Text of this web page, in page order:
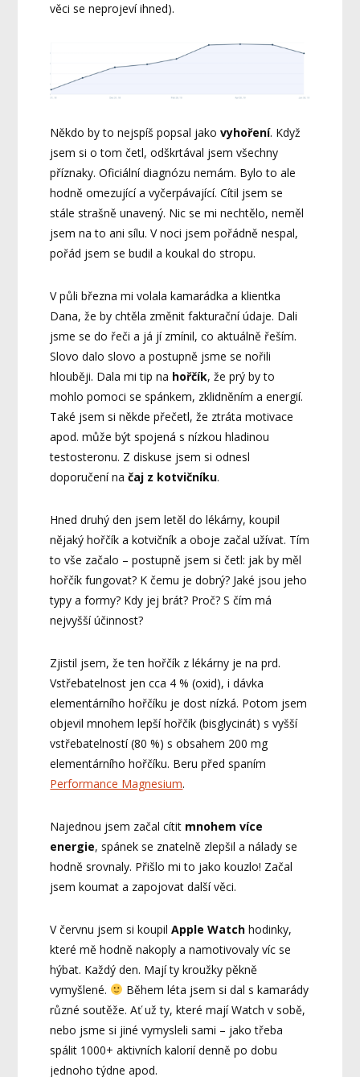
věci se neprojeví ihned).
Někdo by to nejspíš popsal jakovyhoření. Když
jsem si o tom četl, odškrtával jsem všechny
příznaky. Oficiální diagnózu nemám. Bylo to ale
hodně omezující a vyčerpávající. Cítil jsem se
stále strašně unavený. Nic se mi nechtělo, neměl
jsem na to ani sílu. V noci jsem pořádně nespal,
pořád jsem se budil a koukal do stropu.
V půli března mi volala kamarádka a klientka
Dana, že by chtěla změnit fakturační údaje. Dali
jsme se do řeči a já jí zmínil, co aktuálně řeším.
Slovo dalo slovo a postupně jsme se nořili
hlouběji. Dala mi tip na hořčík, že prý by to
mohlo pomoci se spánkem, zklidněním a energií.
Také jsem si někde přečetl, že ztráta motivace
apod. může být spojená s nízkou hladinou
testosteronu. Z diskuse jsem si odnesl
doporučení načaj z kotvičníku.
Hned druhý den jsem letěl do lékárny, koupil
nějaký hořčík a kotvičník a oboje začal užívat. Tím
to vše začalo – postupně jsem si četl: jak by měl
hořčík fungovat? K čemu je dobrý? Jaké jsou jeho
typy a formy? Kdy jej brát? Proč? S čím má
nejvyšší účinnost?
Zjistil jsem, že ten hořčík z lékárny je na prd.
Vstřebatelnost jen cca 4 % (oxid), i dávka
elementárního hořčíku je dost nízká. Potom jsem
objevil mnohem lepší hořčík (bisglycinát) s vyšší
vstřebatelností (80 %) s obsahem 200 mg
elementárního hořčíku. Beru před spaním
Performance Magnesium.
Najednou jsem začal cítit mnohem více
energie, spánek se znatelně zlepšil a nálady se
hodně srovnaly. Přišlo mi to jako kouzlo! Začal
jsem koumat a zapojovat další věci.
V červnu jsem si koupilApple Watch hodinky,
které mě hodně nakoply a namotivovaly víc se
hýbat. Každý den. Mají ty kroužky pěkně
vymyšlené.
Během léta jsem si dal s kamarády
různé soutěže. Ať už ty, které mají Watch v sobě,
nebo jsme si jiné vymysleli sami – jako třeba
spálit 1000+ aktivních kalorií denně po dobu
jednoho týdne apod.